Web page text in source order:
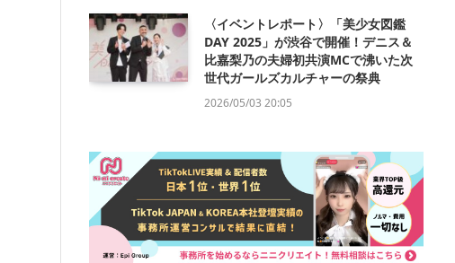
〈イベントレポート〉「美少女図鑑
DAY 2025」が渋谷で開催！デニス＆
比嘉梨乃の夫婦初共演MCで沸いた次
世代ガールズカルチャーの祭典
2026/05/03 20:05